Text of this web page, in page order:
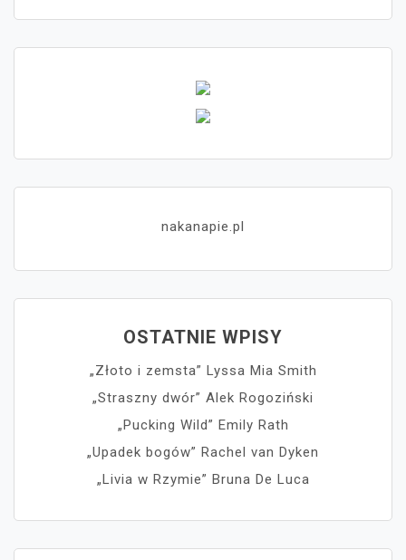
nakanapie.pl
OSTATNIE WPISY
„Złoto i zemsta” Lyssa Mia Smith
„Straszny dwór” Alek Rogoziński
„Pucking Wild” Emily Rath
„Upadek bogów” Rachel van Dyken
„Livia w Rzymie” Bruna De Luca